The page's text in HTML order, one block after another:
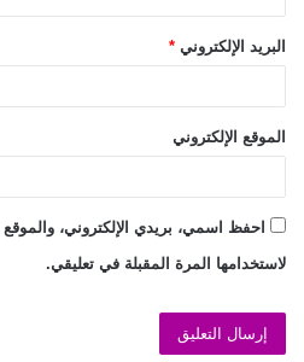
البريد الإلكتروني *
الموقع الإلكتروني
احفظ اسمي، بريدي الإلكتروني،
لاستخدامها المرة المقبلة في تعليقي.